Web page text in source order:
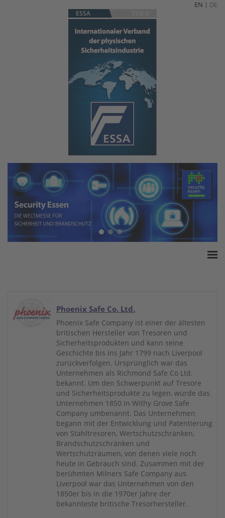
EN | DE
ESSA
White Paper
Produkte
Versicherungssummen
Phoenix Safe Co. Ltd.
Phoenix Safe Company ist einer der ältesten
britischen Hersteller von Tresoren und
Sicherheitsprodukten und kann seine
Geschichte bis ins Jahr 1799 nach Liverpool
zurückverfolgen. Ursprünglich war das
Unternehmen als Richmond Safe Co Ltd.
bekannt. Um den Schwerpunkt auf Tresore
und Sicherheitsprodukte zu legen, wurde das
Unternehmen 1850 in Withy Grove Safe
Company umbenannt. Das Unternehmen
begann mit der Entwicklung und Patentierung
von Stahltresoren, Wertschutzschränken,
Brandschutzschränken und
Wertschutzräumen, von denen viele noch
heute in Gebrauch sind. Zusammen mit der
berühmten Milners Safe Company aus
Liverpool war das Unternehmen von den
1850er bis in die 1970er Jahre der
bekannteste britische Tresorhersteller.